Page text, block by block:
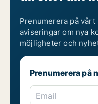
Prenumerera på
aviseringar om nya
möjligheter och
Prenumerera på
Email